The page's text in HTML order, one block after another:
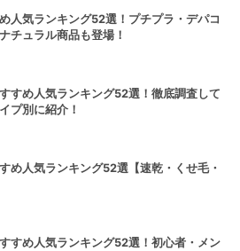
人気ランキング52選！プチプラ・デパコ
チュラル商品も登場！
すめ人気ランキング52選！徹底調査して
プ別に紹介！
め人気ランキング52選【速乾・くせ毛・
すめ人気ランキング52選！初心者・メン